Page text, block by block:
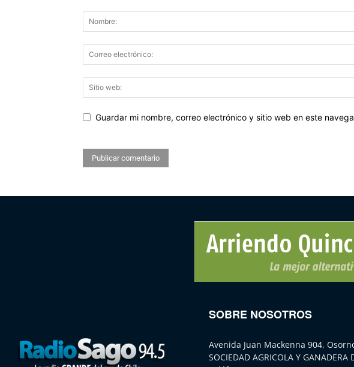
Guardar mi nombre, correo electrónico y sitio web en este
SOBRE NOSOTROS
Avenida Juan Mackenna 904,
SOCIEDAD AGRICOLA Y GANADERA